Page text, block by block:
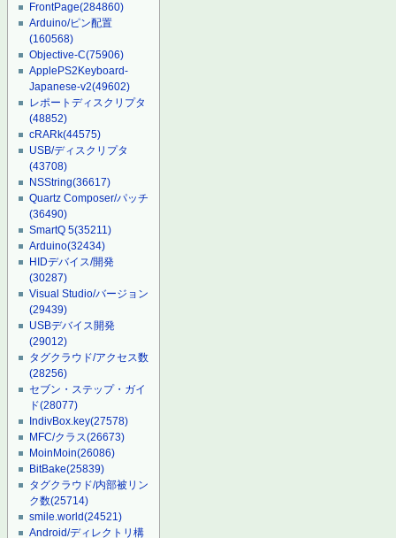
FrontPage(284860)
Arduino/ピン配置
(160568)
Objective-C(75906)
ApplePS2Keyboard-
Japanese-v2(49602)
レポートディスクリプタ
(48852)
cRARk(44575)
USB/ディスクリプタ
(43708)
NSString(36617)
Quartz Composer/パッチ
(36490)
SmartQ 5(35211)
Arduino(32434)
HIDデバイス/開発
(30287)
Visual Studio/バージョン
(29439)
USBデバイス開発
(29012)
タグクラウド/アクセス数
(28256)
セブン・ステップ・ガイ
ド(28077)
IndivBox.key(27578)
MFC/クラス(26673)
MoinMoin(26086)
BitBake(25839)
タグクラウド/内部被リン
ク数(25714)
smile.world(24521)
Android/ディレクトリ構